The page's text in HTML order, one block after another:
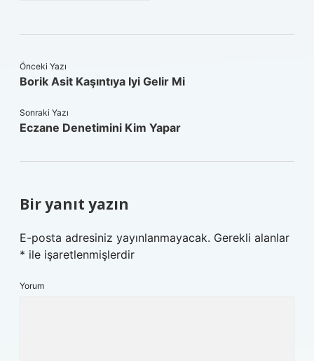
Önceki Yazı
Borik Asit Kaşıntıya Iyi Gelir Mi
Sonraki Yazı
Eczane Denetimini Kim Yapar
Bir yanıt yazın
E-posta adresiniz yayınlanmayacak. Gerekli alanlar
* ile işaretlenmişlerdir
Yorum